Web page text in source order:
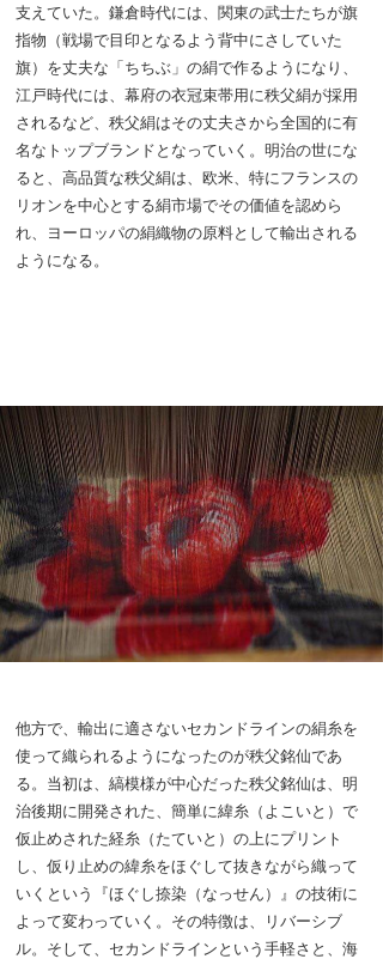
支えていた。鎌倉時代には、関東の武士たちが旗
指物（戦場で目印となるよう背中にさしていた
旗）を丈夫な「ちちぶ」の絹で作るようになり、
江戸時代には、幕府の衣冠束帯用に秩父絹が採用
されるなど、秩父絹はその丈夫さから全国的に有
名なトップブランドとなっていく。明治の世にな
ると、高品質な秩父絹は、欧米、特にフランスの
リオンを中心とする絹市場でその価値を認めら
れ、ヨーロッパの絹織物の原料として輸出される
ようになる。
他方で、輸出に適さないセカンドラインの絹糸を
使って織られるようになったのが秩父銘仙であ
る。当初は、縞模様が中心だった秩父銘仙は、明
治後期に開発された、簡単に緯糸（よこいと）で
仮止めされた経糸（たていと）の上にプリント
し、仮り止めの緯糸をほぐして抜きながら織って
いくという『ほぐし捺染（なっせん）』の技術に
よって変わっていく。その特徴は、リバーシブ
ル。そして、セカンドラインという手軽さと、海